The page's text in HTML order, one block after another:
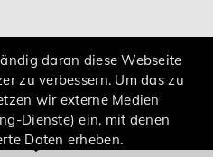
daran diese Webseite
zu verbessern. Um das zu
wir externe Medien
Dienste) ein, mit denen
Daten erheben.